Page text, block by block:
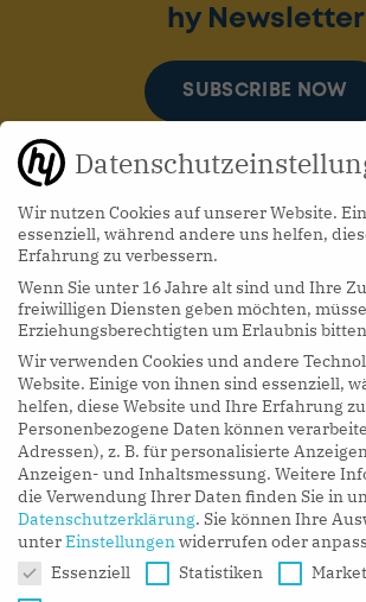
hy Podcasts
LISTEN NOW
hy Newsletter
SUBSCRIBE NOW
Wir nutzen Cookies auf unserer Website.
essenziell, während andere uns helfen,
Erfahrung zu verbessern.
Wenn Sie unter 16 Jahre alt sind und Ihre
freiwilligen Diensten geben möchten,
Erziehungsberechtigten um Erlaubnis
Wir verwenden Cookies und andere
Website. Einige von ihnen sind essenziell,
helfen, diese Website und Ihre Erfahrung
Personenbezogene Daten können
Adressen), z. B. für personalisierte
Anzeigen- und Inhaltsmessung. Weitere
die Verwendung Ihrer Daten finden Sie in
Datenschutzerklärung. Sie können Ihre
unterEinstellungenwiderrufen oder
Datenschutzeinstellungen
Essenziell Statistiken